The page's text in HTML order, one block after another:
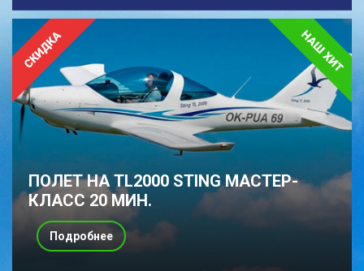
ПОЛЕТ НА TL2000 STING МАСТЕР-
КЛАСС 20 МИН.
Подробнее